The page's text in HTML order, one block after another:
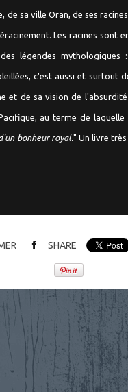
de sa ville Oran, de ses
Les racines
légendes mythologiques
c'est aussi et surtout
et de sa vision de
au terme de
bonheur royal." Un livre
SHARE